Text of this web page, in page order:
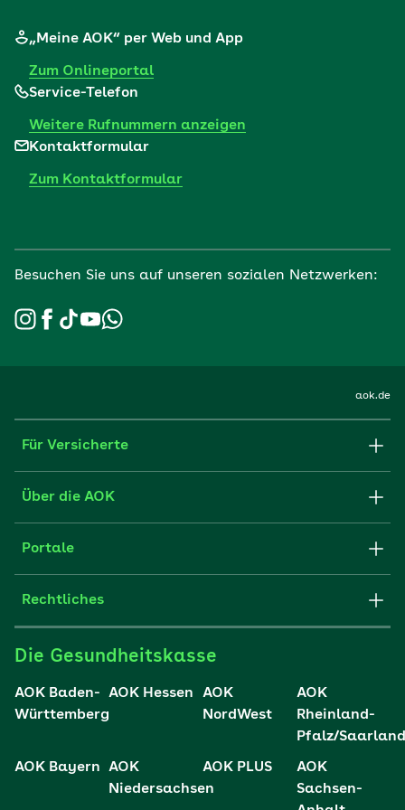
„Meine AOK“ per Web und App
Zum Onlineportal
Service-Telefon
Weitere Rufnummern anzeigen
Kontaktformular
Zum Kontaktformular
Besuchen Sie uns auf unseren sozialen Netzwerken:
aok.de
Für Versicherte
Formulare und Anträge
FAQ
Über die AOK
Struktur & Verwaltung
Partner der AOK
Portale
Fachportal für Arbeitgeber
Presse- und Politikportal
Rechtliches
Impressum
Cookie-Einstellungen
Datenschutz
Fehlverhalten melden
Barrierefreiheit
Die Gesundheitskasse
AOK Baden-
Württemberg
AOK Bayern
AOK Hessen
AOK
Niedersachsen
AOK
NordWest
AOK PLUS
AOK
Rheinland-
Pfalz/Saarland
AOK
Sachsen-